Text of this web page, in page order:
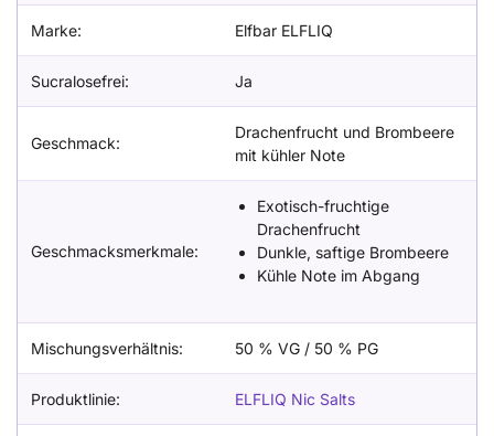
Marke: Elfbar ELFLIQ
Sucralosefrei: Ja
Geschmack:
Drachenfrucht und Brombeere
mit kühler Note
Geschmacksmerkmale:
Exotisch-fruchtige
Drachenfrucht
Dunkle, saftige Brombeere
Kühle Note im Abgang
Mischungsverhältnis: 50 % VG / 50 % PG
Produktlinie: ELFLIQ Nic Salts